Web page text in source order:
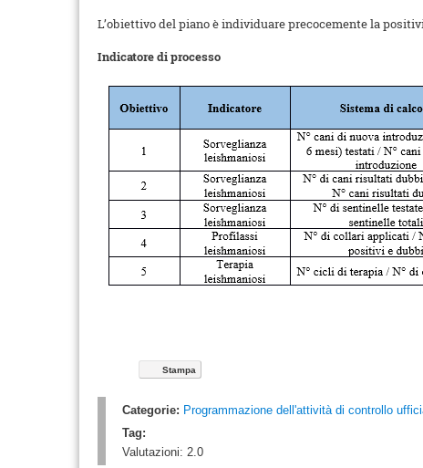
L’obiettivo del piano è individuare precocemente la
Indicatore di processo
Stampa
Categorie: Programmazione dell'attività di controllo
Tag:
Valutazioni: 2.0